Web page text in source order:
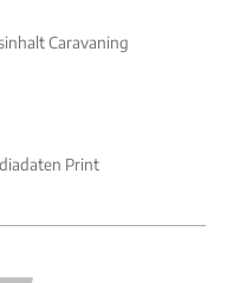
Caravaning
Print